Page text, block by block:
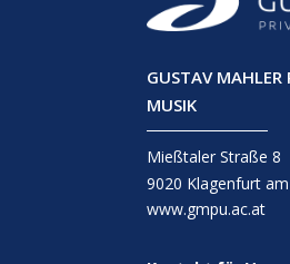
GUSTAV MAHLER
MUSIK
Mießtaler Straße 8
9020 Klagenfurt
www.gmpu.ac.at